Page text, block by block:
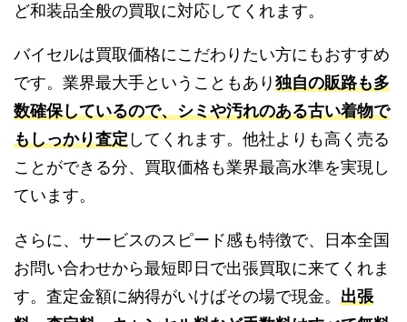
ど和装品全般の買取に対応してくれます。
バイセルは買取価格にこだわりたい方にもおすすめ
です。業界最大手ということもあり 独自の販路も多
数確保しているので、シミや汚れのある古い着物で
もしっかり査定 してくれます。他社よりも高く売る
ことができる分、買取価格も業界最高水準を実現し
ています。
さらに、サービスのスピード感も特徴で、日本全国
お問い合わせから最短即日で出張買取に来てくれま
す。査定金額に納得がいけばその場で現金。 出張